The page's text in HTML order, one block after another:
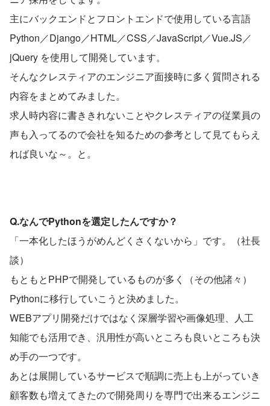
主にバックエンドとフロントエンドで使用している言語
Python／Django／HTML／CSS／JavaScript／Vue.JS／
jQuery を使用して開発しています。
そんなクレスティアのエンジニア面接時に多く質問される
内容をまとめてみました。
求人時内容に書ききれないことやクレスティアの従業員の
声も入ってるので会社を知るための参考として見てもらえ
れば良いな～。と。
Q.なんでPythonを選定したんですか？
「一本化したほうがめんどくさくないから」です。（社長
談）
もともとPHPで開発しているものが多く（その他諸々）
Pythonに移行していこうと決めました。
WEBアプリ開発だけではなく深層学習や画像処理、人工
知能でも活用でき、汎用性が高いところも良いところも決
め手の一つです。
あとは展開しているサービスで順調に売上も上がっていき
顧客数も増えてきたので開発周りを専門で出来るエンジニ